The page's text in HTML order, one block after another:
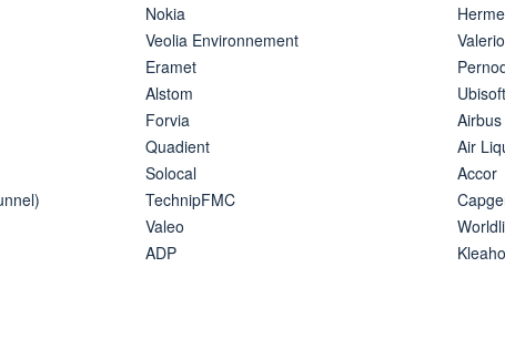
Nokia
Veolia Environnement
Eramet
Alstom
Forvia
Quadient
Solocal
TechnipFMC
Valeo
ADP
Ubisoft
Airbus
Air
Accor